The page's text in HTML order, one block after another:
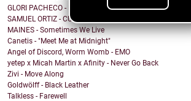
GLORI PACHECO - BANG BANG
SAMUEL ORTIZ - CUÁNTAS VECES
MAINES - Sometimes We Live
Canetis - "Meet Me at Midnight"
Angel of Discord, Worm Womb - EMO
yetep x Micah Martin x Afinity - Never Go Back
Zivi - Move Along
Goldwölff - Black Leather
Talkless - Farewell